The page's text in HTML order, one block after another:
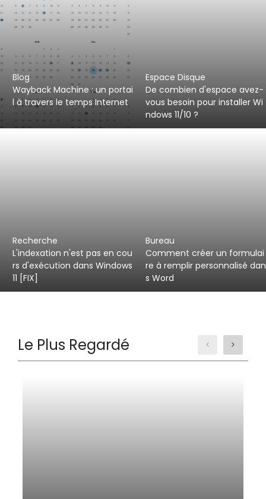
Blog
Wayback Machine : un portai
l à travers le temps Internet
Espace Disque
De combien d'espace avez-
vous besoin pour installer Wi
ndows 11/10 ?
Recherche
L'indexation n'est pas en cou
rs d'exécution dans Windows
11 [FIX]
Bureau
Comment créer un formulai
re à remplir personnalisé dan
s Word
Le Plus Regardé